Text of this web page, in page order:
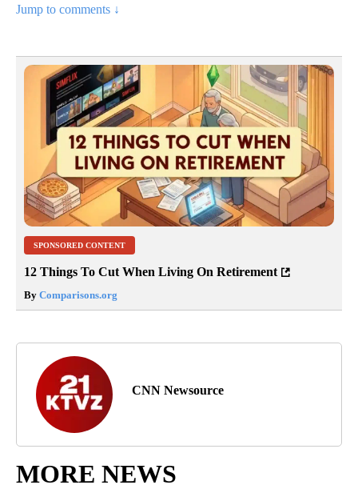
Jump to comments ↓
SPONSORED CONTENT
12 Things To Cut When Living On Retirement
By Comparisons.org
CNN Newsource
MORE NEWS